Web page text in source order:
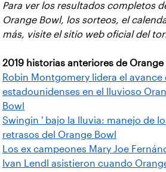
Para ver los resultados completos
Orange Bowl, los sorteos, el
más, visite el sitio web oficial del
2019 historias anteriores de Orange
Robin Montgomery lidera el avance
estadounidenses en el lluvioso
Bowl
Swingin ' bajo la lluvia: manejo de
retrasos del Orange Bowl
Los ex campeones Mary Joe
Ivan Lendl asistieron cuando